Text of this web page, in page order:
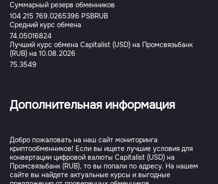
Суммарный резерв обменников
104 215 769.0265396 PSBRUB
Средний курс обмена
74.05016824
Лучший курс обмена Capitalist (USD) на Промсвязьбанк
(RUB) на 10.08.2026
75.3549
Дополнительная информация
Добро пожаловать на наш сайт мониторинга
криптообменников! Если вы ищете лучшие условия для
конвертации цифровой валюты Capitalist (USD) на
Промсвязьбанк (RUB), то вы попали по адресу. На нашем
сайте вы найдете актуальные курсы и выгодные